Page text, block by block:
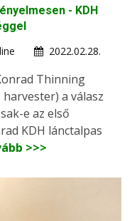
- KDH
2022.02.28.
Thinning
a válasz
e az első
KDH lánctalpas
>>>